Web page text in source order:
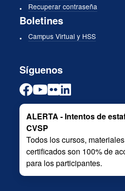
Recuperar contraseña
Boletines
Campus Virtual y HSS
Síguenos
ALERTA - Intentos de
CVSP
Todos los cursos,
certificados son 100% de
para los participantes.